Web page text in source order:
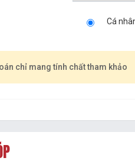
Cá
chỉ mang tính chất tham khảo